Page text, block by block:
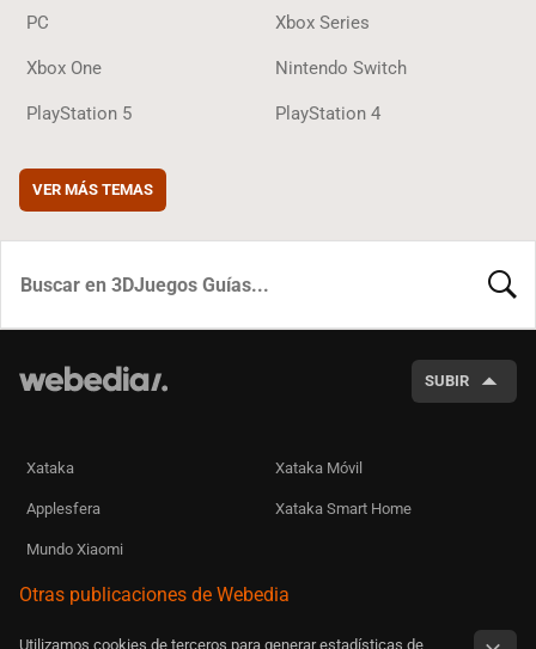
PC Xbox Series
Xbox One Nintendo Switch
PlayStation 5 PlayStation 4
VER MÁS TEMAS
SUBIR
Xataka Xataka Móvil
Applesfera Xataka Smart Home
Mundo Xiaomi
Otras publicaciones de Webedia
Utilizamos cookies de terceros para generar estadísticas de